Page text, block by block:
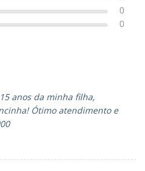
0
0
anos da minha filha,
Ótimo atendimento e